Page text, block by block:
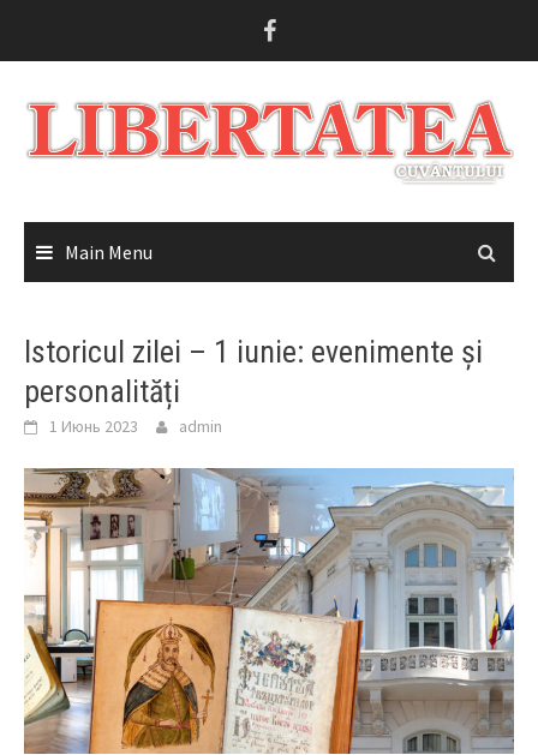
Main Menu
Istoricul zilei – 1 iunie: evenimente și
personalități
1 Июнь 2023 admin